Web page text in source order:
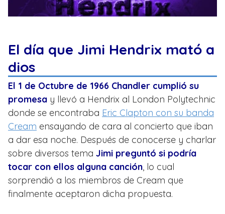
El día que Jimi Hendrix mató a
dios
El 1 de Octubre de 1966 Chandler cumplió su
promesa y llevó a Hendrix al London Polytechnic
donde se encontraba Eric Clapton con su banda
Cream ensayando de cara al concierto que iban
a dar esa noche. Después de conocerse y charlar
sobre diversos tema Jimi preguntó si podría
tocar con ellos alguna canción, lo cual
sorprendió a los miembros de Cream que
finalmente aceptaron dicha propuesta.